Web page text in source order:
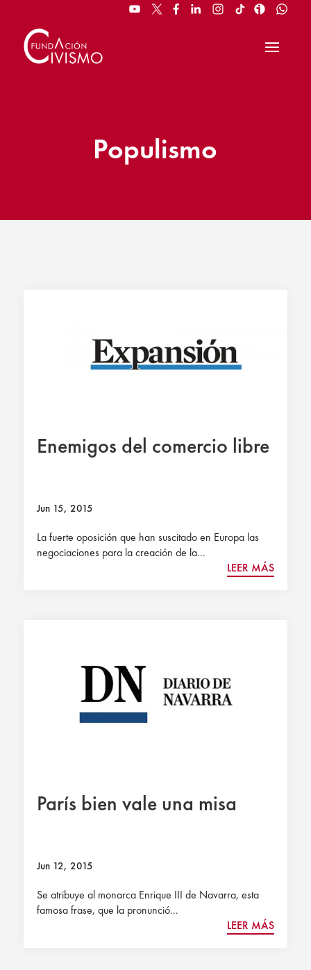
Populismo
Enemigos del comercio libre
Jun 15, 2015
La fuerte oposición que han suscitado en Europa las
negociaciones para la creación de la...
LEER MÁS
París bien vale una misa
Jun 12, 2015
Se atribuye al monarca Enrique III de Navarra, esta
famosa frase, que la pronunció...
LEER MÁS